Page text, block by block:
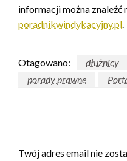
informacji można znaleźć
poradnikwindykacyjny.pl.
Otagowano: dłużnicy
porady prawne
Twój adres email nie